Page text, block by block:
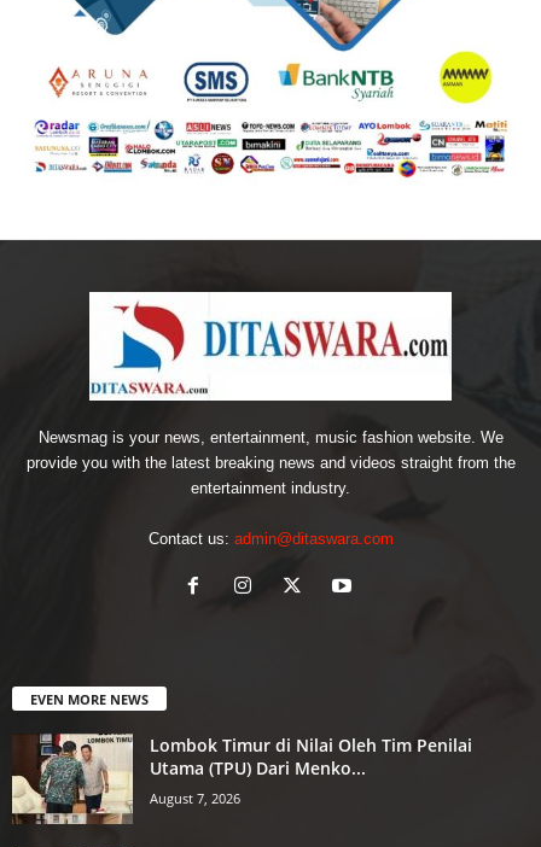
Newsmag is your news, entertainment, music fashion website. We
provide you with the latest breaking news and videos straight from the
entertainment industry.
Contact us: admin@ditaswara.com
EVEN MORE NEWS
Lombok Timur di Nilai Oleh Tim Penilai
Utama (TPU) Dari Menko...
August 7, 2026